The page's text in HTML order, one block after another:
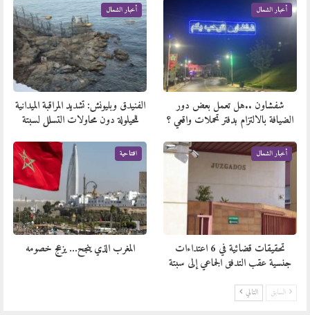
أخبار الشمال
شفشاون ..هل تعمل بعض دور
الضيافة بالالتزام بدفتر تحملات واقعي ؟
أخبار الشمال
الفنيدق وبليونش: تشديد المراقبة الميدانية
للحيلولة دون محاولات التسلل لسبتة
أخبار الشمال
تحقيقات قضائية في 6 اعتداءات
جنسية عقب التدفق الجماعي إلى سبتة
افتتاحية
المغرب الذي ينجح… يزعج خصومه
السابق التالي